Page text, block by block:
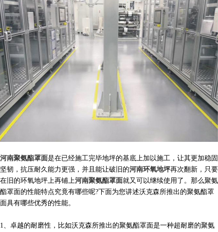
河南聚氨酯罩面是在已经施工完毕地坪的基底上加以施工，让其更加稳固
坚韧，抗压耐久能力更强，并且能让破旧的河南环氧地坪再次翻新，只要
在旧的环氧地坪上再铺上河南聚氨酯罩面就又可以继续使用了。那么聚氨
酯罩面的性能特点究竟有哪些呢?下面为您讲述沃克森所推出的聚氨酯罩
面具有哪些优秀的性能。
1
、卓越的耐磨性，比如沃克森所推出的聚氨酯罩面是一种超耐磨的聚氨